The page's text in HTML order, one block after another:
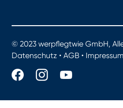
© 2023 werpflegtwie GmbH,
Datenschutz • AGB • Impressum